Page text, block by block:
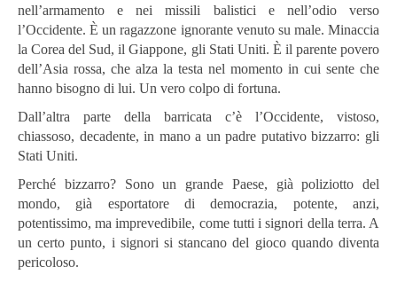
nell’armamento e nei missili balistici e nell’odio verso
l’Occidente. È un ragazzone ignorante venuto su male. Minaccia
la Corea del Sud, il Giappone, gli Stati Uniti. È il parente povero
dell’Asia rossa, che alza la testa nel momento in cui sente che
hanno bisogno di lui. Un vero colpo di fortuna.
Dall’altra parte della barricata c’è l’Occidente, vistoso,
chiassoso, decadente, in mano a un padre putativo bizzarro: gli
Stati Uniti.
Perché bizzarro? Sono un grande Paese, già poliziotto del
mondo, già esportatore di democrazia, potente, anzi,
potentissimo, ma imprevedibile, come tutti i signori della terra. A
un certo punto, i signori si stancano del gioco quando diventa
pericoloso.